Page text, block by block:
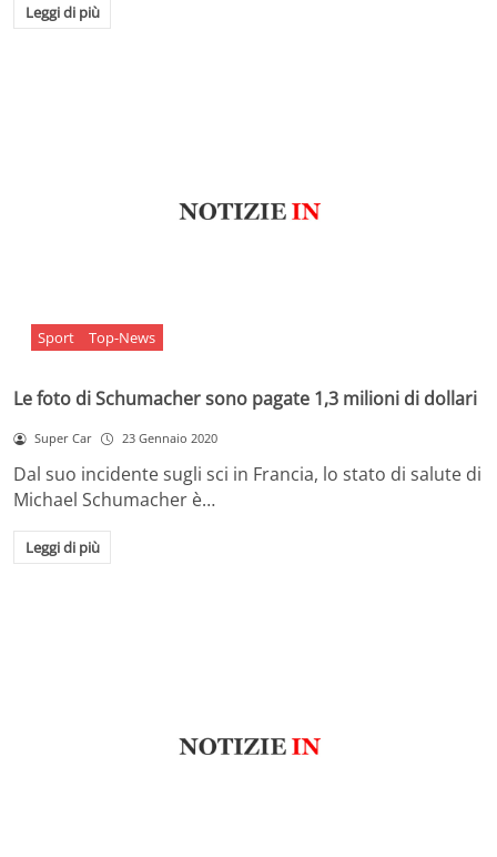
Leggi di più
Sport Top-News
Le foto di Schumacher sono pagate 1,3 milioni di dollari
Super Car 23 Gennaio 2020
Dal suo incidente sugli sci in Francia, lo stato di salute di
Michael Schumacher è…
Leggi di più